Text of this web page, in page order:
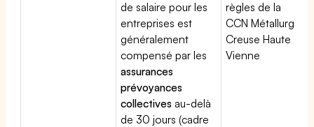
de salaire pour les
entreprises est
généralement
compensé par les
assurances
prévoyances
collectives au-delà
de 30 jours (cadre
règles de la
CCN Métallurgie
Creuse Haute
Vienne